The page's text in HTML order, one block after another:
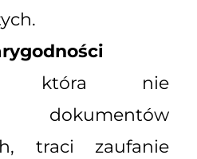
która nie
dokumentów
traci zaufanie